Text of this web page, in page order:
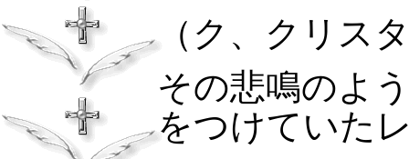
（ク、クリス
その悲鳴のよ
をつけていた